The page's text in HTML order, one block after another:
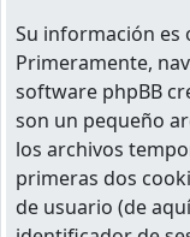
Su información es
Primeramente,
software phpBB
son un pequeño
los archivos
primeras dos
de usuario (de